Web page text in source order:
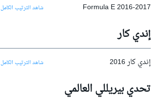
فورمولا إي
2024
Formula E 2016-2017 شاهد الترتيب الكامل
إندي كار
إندي كار 2016 شاهد الترتيب الكامل
تحدي بيريللي العالمي